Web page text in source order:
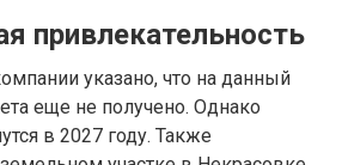
привлекательность
указано, что на данный
еще не получено. Однако
в 2027 году. Также